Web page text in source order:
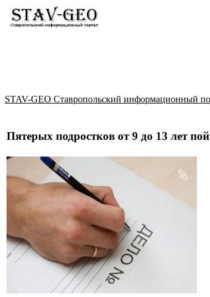
STAV-GEO Ставропольский информационный
Пятерых подростков от 9 до 13 лет